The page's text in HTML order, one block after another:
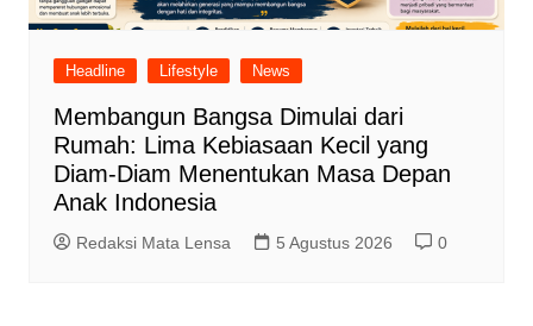
Headline Lifestyle News
Membangun Bangsa Dimulai dari
Rumah: Lima Kebiasaan Kecil yang
Diam-Diam Menentukan Masa Depan
Anak Indonesia
Redaksi Mata Lensa 5 Agustus 2026 0